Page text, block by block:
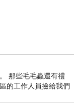
那些毛毛蟲還有禮
的工作人員撿給我們